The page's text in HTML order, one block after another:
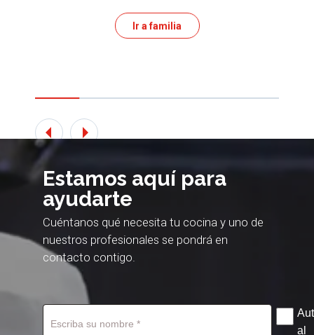
Ir a familia
Estamos aquí para
ayudarte
Cuéntanos qué necesita tu cocina y uno de
nuestros profesionales se pondrá en
contacto contigo.
al